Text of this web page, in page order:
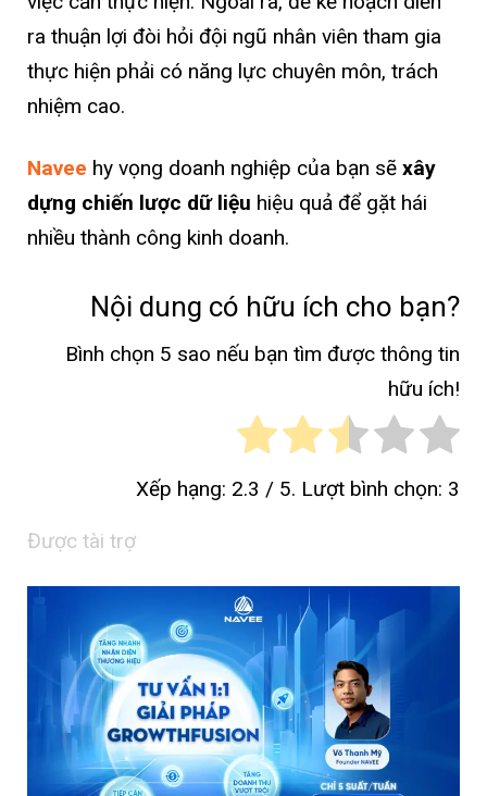
ra thuận lợi đòi hỏi đội ngũ nhân viên tham gia
thực hiện phải có năng lực chuyên môn, trách
nhiệm cao.
Navee hy vọng doanh nghiệp của bạn sẽ xây
dựng chiến lược dữ liệu hiệu quả để gặt hái
nhiều thành công kinh doanh.
Nội dung có hữu ích cho bạn?
Bình chọn 5 sao nếu bạn tìm được thông tin
hữu ích!
Xếp hạng: 2.3 / 5. Lượt bình chọn: 3
Được tài trợ